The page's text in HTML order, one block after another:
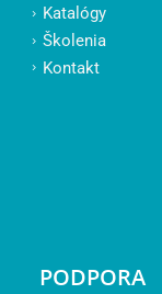
Katalógy
Školenia
Kontakt
PODPORA